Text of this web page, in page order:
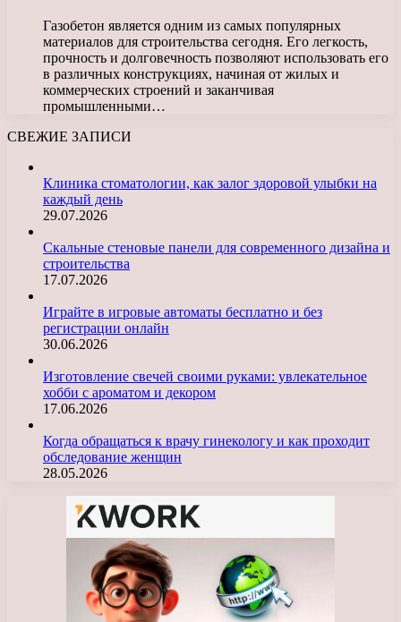
Газобетон является одним из самых популярных
материалов для строительства сегодня. Его легкость,
прочность и долговечность позволяют использовать его
в различных конструкциях, начиная от жилых и
коммерческих строений и заканчивая
промышленными…
СВЕЖИЕ ЗАПИСИ
Клиника стоматологии, как залог здоровой улыбки на
каждый день
29.07.2026
Скальные стеновые панели для современного дизайна и
строительства
17.07.2026
Играйте в игровые автоматы бесплатно и без
регистрации онлайн
30.06.2026
Изготовление свечей своими руками: увлекательное
хобби с ароматом и декором
17.06.2026
Когда обращаться к врачу гинекологу и как проходит
обследование женщин
28.05.2026